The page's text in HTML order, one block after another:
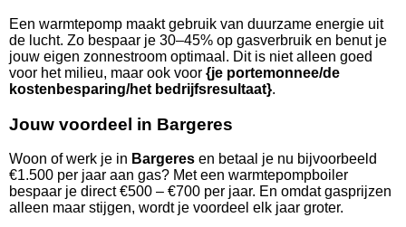
Een warmtepomp maakt gebruik van duurzame energie uit
de lucht. Zo bespaar je 30–45% op gasverbruik en benut je
jouw eigen zonnestroom optimaal. Dit is niet alleen goed
voor het milieu, maar ook voor {je portemonnee/de
kostenbesparing/het bedrijfsresultaat}.
Jouw voordeel in Bargeres
Woon of werk je in Bargeres en betaal je nu bijvoorbeeld
€1.500 per jaar aan gas? Met een warmtepompboiler
bespaar je direct €500 – €700 per jaar. En omdat gasprijzen
alleen maar stijgen, wordt je voordeel elk jaar groter.